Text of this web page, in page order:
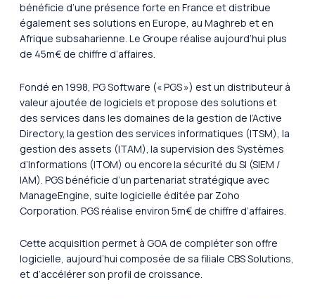
bénéficie d’une présence forte en France et distribue
également ses solutions en Europe, au Maghreb et en
Afrique subsaharienne. Le Groupe réalise aujourd’hui plus
de 45m€ de chiffre d’affaires.
Fondé en 1998, PG Software (« PGS ») est un distributeur à
valeur ajoutée de logiciels et propose des solutions et
des services dans les domaines de la gestion de l’Active
Directory, la gestion des services informatiques (ITSM), la
gestion des assets (ITAM), la supervision des Systèmes
d’Informations (ITOM) ou encore la sécurité du SI (SIEM /
IAM). PGS bénéficie d’un partenariat stratégique avec
ManageEngine, suite logicielle éditée par Zoho
Corporation. PGS réalise environ 5m€ de chiffre d’affaires.
Cette acquisition permet à GOA de compléter son offre
logicielle, aujourd’hui composée de sa filiale CBS Solutions,
et d’accélérer son profil de croissance.